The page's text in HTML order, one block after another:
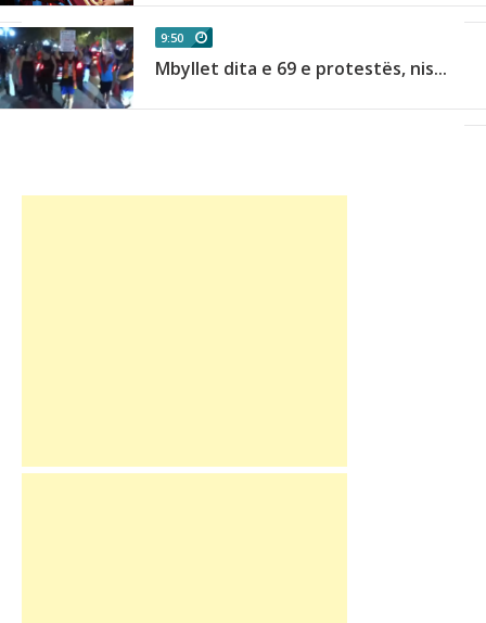
9:50
Mbyllet dita e 69 e protestës, nis...